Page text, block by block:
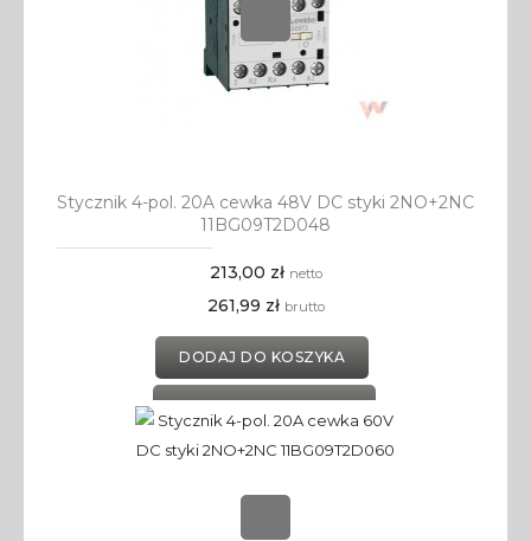
Stycznik 4-pol. 20A cewka 48V DC styki 2NO+2NC
11BG09T2D048
213,00 zł netto
261,99 zł brutto
DODAJ DO KOSZYKA
DODAJ DO SCHOWKA